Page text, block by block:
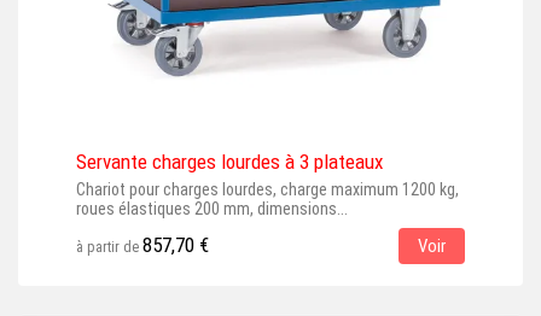
Servante charges lourdes à 3 plateaux
Chariot pour charges lourdes, charge maximum 1200 kg,
roues élastiques 200 mm, dimensions...
à partir de 857,70 € Voir